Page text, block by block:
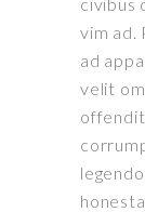
vim ad.
ad
velit
offendit